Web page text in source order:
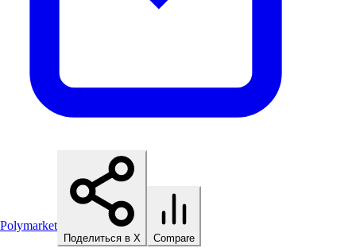
Polymarket
Поделиться в X Compare